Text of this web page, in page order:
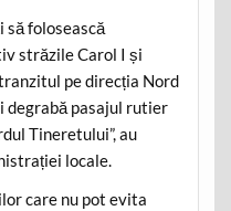
să folosească
străzile Carol I și
pe direcția Nord
degrabă pasajul rutier
Tineretului”, au
locale.
care nu pot evita